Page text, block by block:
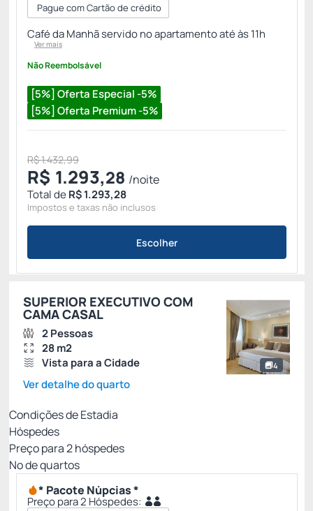
Pague com Cartão de crédito
[5%] Oferta Especial -5%
[5%] Oferta Premium -5%
Café da Manhã servido no apartamento até às 11h
Ver mais
Não Reembolsável
R$ 1.432,99
R$ 1.293,28 /noite
Total deR$ 1.293,28
Impostos e taxas não inclusos
Escolher
4
SUPERIOR EXECUTIVO COM
CAMA CASAL
2 Pessoas
28 m2
Vista para a Cidade
Ver detalhe do quarto
Condições de Estadia
Hóspedes
Preço para2hóspedes
Nº de quartos
* Pacote Núpcias *
Preço para 2 Hóspedes: